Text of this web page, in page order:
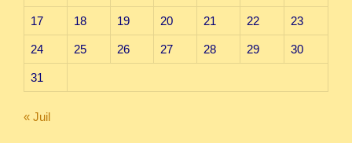
17 18 19 20 21 22 23
24 25 26 27 28 29 30
31
« Juil